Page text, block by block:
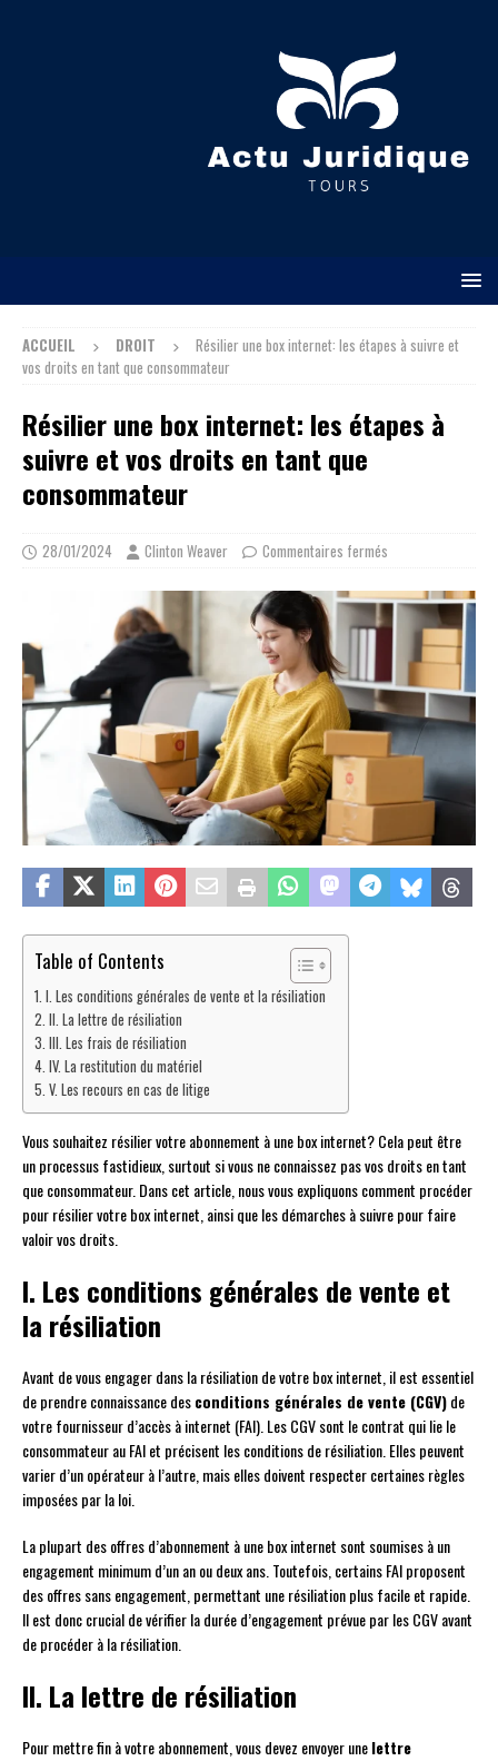
ACCUEIL DROIT
Résilier une box internet: les étapes à suivre et
vos droits en tant que consommateur
Résilier une box internet: les étapes à
suivre et vos droits en tant que
consommateur
28/01/2024 Clinton Weaver Commentaires fermés
Table of Contents
I. Les conditions générales de vente et la résiliation
II. La lettre de résiliation
III. Les frais de résiliation
IV. La restitution du matériel
V. Les recours en cas de litige
Vous souhaitez résilier votre abonnement à une box internet? Cela peut être
un processus fastidieux, surtout si vous ne connaissez pas vos droits en tant
que consommateur. Dans cet article, nous vous expliquons comment procéder
pour résilier votre box internet, ainsi que les démarches à suivre pour faire
valoir vos droits.
I. Les conditions générales de vente et
la résiliation
Avant de vous engager dans la résiliation de votre box internet, il est essentiel
de prendre connaissance desconditions générales de vente (CGV)de
votre fournisseur d’accès à internet (FAI). Les CGV sont le contrat qui lie le
consommateur au FAI et précisent les conditions de résiliation. Elles peuvent
varier d’un opérateur à l’autre, mais elles doivent respecter certaines règles
imposées par la loi.
La plupart des offres d’abonnement à une box internet sont soumises à un
engagement minimum d’un an ou deux ans. Toutefois, certains FAI proposent
des offres sans engagement, permettant une résiliation plus facile et rapide.
Il est donc crucial de vérifier la durée d’engagement prévue par les CGV avant
de procéder à la résiliation.
II. La lettre de résiliation
Pour mettre fin à votre abonnement, vous devez envoyer unelettre